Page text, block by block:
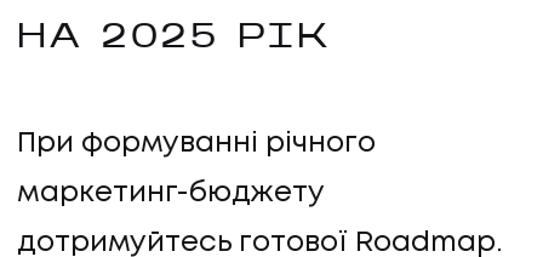
НА 2025 РІК
При формуванні річного
маркетинг-бюджету
дотримуйтесь готової Roadmap.